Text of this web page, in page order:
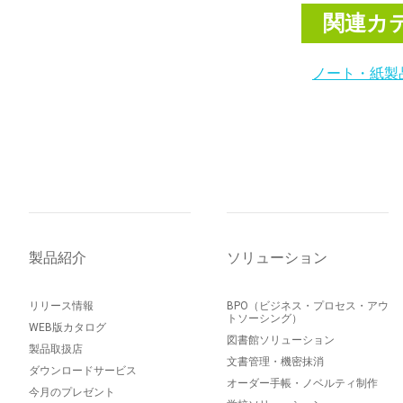
関連カ
ノート・紙製
製品紹介
リリース情報
WEB版カタログ
製品取扱店
ダウンロードサービス
今月のプレゼント
ソリューション
BPO（ビジネス・プロセス・アウ
トソーシング）
図書館ソリューション
文書管理・機密抹消
オーダー手帳・ノベルティ制作